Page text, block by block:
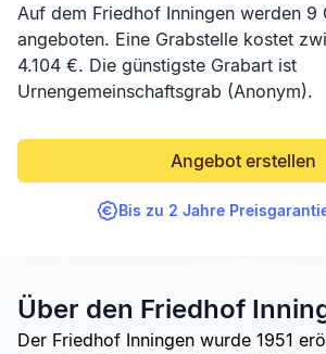
Auf dem Friedhof Inningen werden 9
angeboten. Eine Grabstelle kostet
4.104 €. Die günstigste Grabart ist
Urnengemeinschaftsgrab (Anonym).
Angebot erstellen
Bis zu 2 Jahre
Über den Friedhof
Der Friedhof Inningen wurde 1951